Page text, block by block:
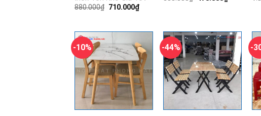
880.000₫ Giá
710.000₫Giá
710.000₫.
-10% -44% -